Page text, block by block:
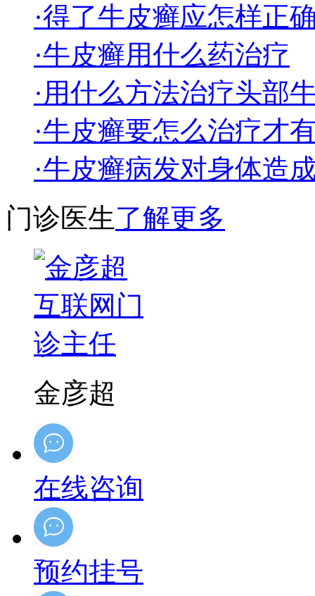
·得了牛皮癣应怎样正
·牛皮癣用什么药治疗
·用什么方法治疗头部
·牛皮癣要怎么治疗才
·牛皮癣病发对身体造
门诊医生了解更多
金彦超
在线咨询
预约挂号